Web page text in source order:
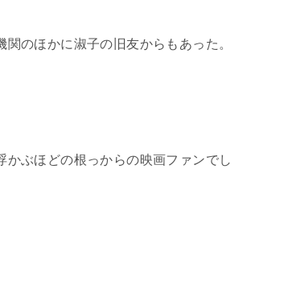
のほかに淑子の旧友からもあった。
ぶほどの根っからの映画ファンでし